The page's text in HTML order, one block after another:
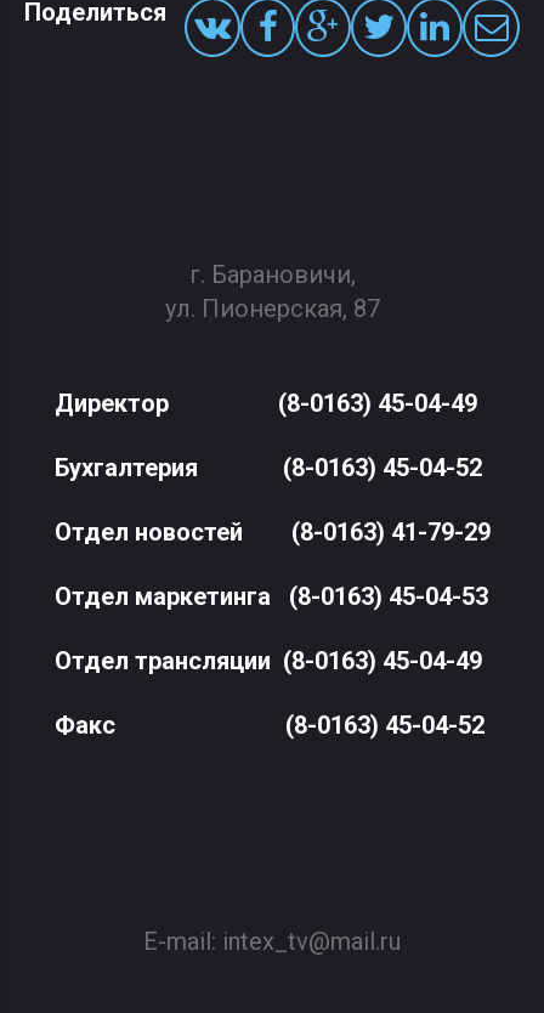
Поделиться
г. Барановичи,
ул. Пионерская, 87
Директор (8-0163) 45-04-49
Бухгалтерия (8-0163) 45-04-52
Отдел новостей (8-0163) 41-79-29
Отдел маркетинга (8-0163) 45-04-53
Отдел трансляции (8-0163) 45-04-49
Факс(8-0163) 45-04-52
E-mail: intex_tv@mail.ru